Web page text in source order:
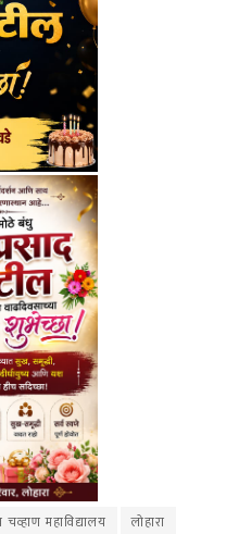
चव्हाण महाविद्यालय लोहारा